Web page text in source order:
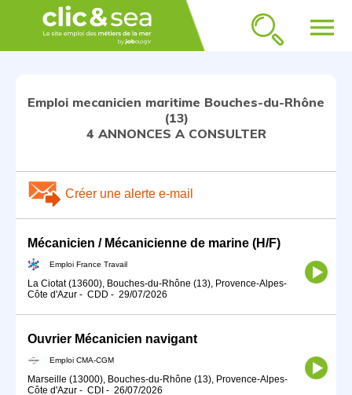
menu
Emploi mecanicien maritime Bouches-du-Rhône
(13)
4 ANNONCES A CONSULTER
Créer une alerte e-mail
Mécanicien / Mécanicienne de marine (H/F)
Emploi France Travail
La Ciotat (13600), Bouches-du-Rhône (13), Provence-Alpes-
Côte d'Azur - CDD - 29/07/2026
Ouvrier Mécanicien navigant
Emploi CMA-CGM
Marseille (13000), Bouches-du-Rhône (13), Provence-Alpes-
Côte d'Azur - CDI - 26/07/2026